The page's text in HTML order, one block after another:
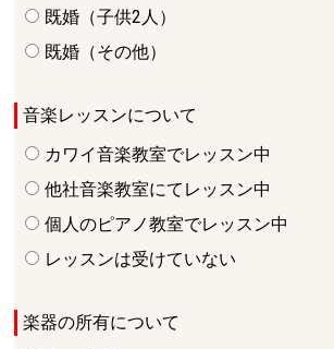
既婚（子供2人）
既婚（その他）
音楽レッスンについて
カワイ音楽教室でレッスン中
他社音楽教室にてレッスン中
個人のピアノ教室でレッスン中
レッスンは受けていない
楽器の所有について